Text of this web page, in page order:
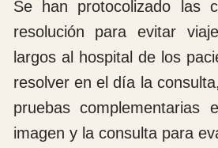
ocasión somos Tomás Epeldegui,
Ferrer, Gaspar González, Oscar
Elías Ceravola, Olga Ortega, Antía
Juan Barroso para hacer el
Hacemos embarque a las 5:30
6:40 horas con destino a
Realizamos el viaje sin incidencias